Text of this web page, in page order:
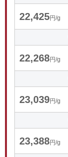
22,425円/g
22,268円/g
23,039円/g
23,388円/g